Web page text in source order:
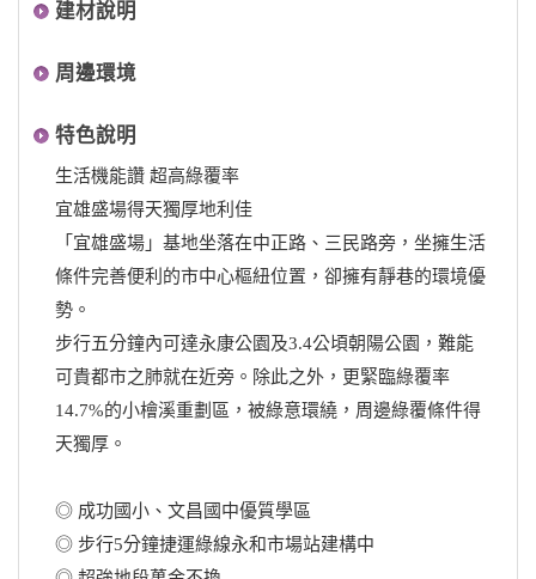
建材說明
周邊環境
特色說明
生活機能讚 超高綠覆率
宜雄盛場得天獨厚地利佳
「宜雄盛場」基地坐落在中正路、三民路旁，坐擁生活
條件完善便利的市中心樞紐位置，卻擁有靜巷的環境優
勢。
步行五分鐘內可達永康公園及3.4公頃朝陽公園，難能
可貴都市之肺就在近旁。除此之外，更緊臨綠覆率
14.7%的小檜溪重劃區，被綠意環繞，周邊綠覆條件得
天獨厚。
◎ 成功國小、文昌國中優質學區
◎ 步行5分鐘捷運綠線永和市場站建構中